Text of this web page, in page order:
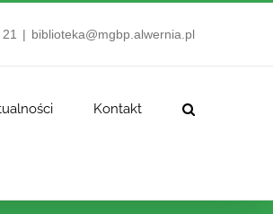
| biblioteka@mgbp.alwernia.pl
Kontakt